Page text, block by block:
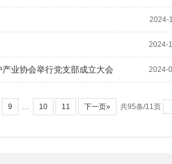
2024-
2024-
2024-
产业协会举行党支部成立大会
9 … 10 11 下一页» 共95条/11页